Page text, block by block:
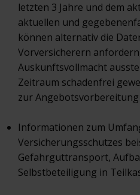
letzten 3 Jahre und dem
aktuellen und
können alternativ die
Vorversicherern
Auskunftsvollmacht
Zeitraum schadenfrei
zur Angebotsvorbereitung
Informationen zum
Versicherungsschutzes
Gefahrguttransport,
Selbstbeteiligung in